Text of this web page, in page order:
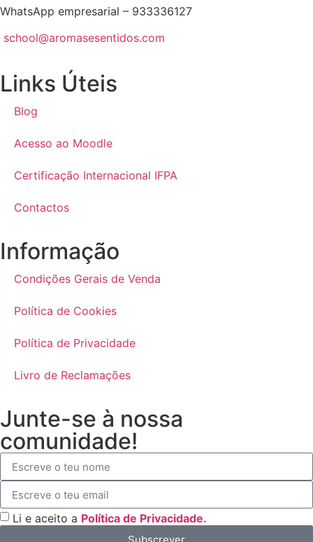
WhatsApp empresarial – 933336127
school@aromasesentidos.com
Links Úteis
Blog
Acesso ao Moodle
Certificação Internacional IFPA
Contactos
Informação
Condições Gerais de Venda
Política de Cookies
Política de Privacidade
Livro de Reclamações
Junte-se à nossa
comunidade!
Li e aceito a Política de Privacidade.